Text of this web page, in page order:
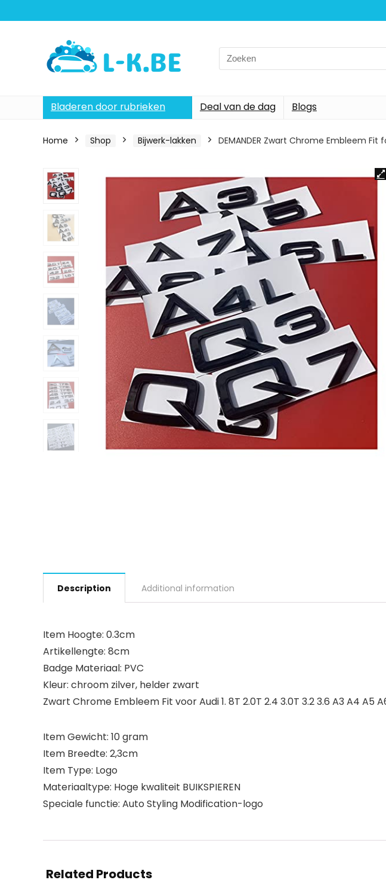
Search
for:
Bladeren door rubrieken Deal van de dag Blogs
Home Shop Bijwerk-lakken DEMANDER Zwart Chrome Embleem Fit
Description Additional information
Item Hoogte: 0.3cm
Artikellengte: 8cm
Badge Materiaal: PVC
Kleur: chroom zilver, helder zwart
Zwart Chrome Embleem Fit voor Audi 1. 8T 2.0T 2.4 3.0T 3.2 3.6 A3 A4 A5
Item Gewicht: 10 gram
Item Breedte: 2,3cm
Item Type: Logo
Materiaaltype: Hoge kwaliteit BUIKSPIEREN
Speciale functie: Auto Styling Modification-logo
Related Products